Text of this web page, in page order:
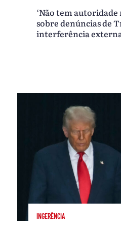
‘Não tem
sobre denúncias de
interferência
INGERÊNCIA